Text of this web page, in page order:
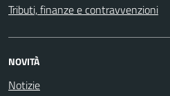
Tributi, finanze e contravvenzioni
NOVITÀ
Notizie